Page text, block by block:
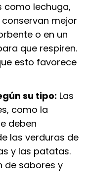
como lechuga,
mejor
o en un
que respiren.
esto favorece
su tipo: Las
como la
deben
las verduras de
y las patatas.
de sabores y